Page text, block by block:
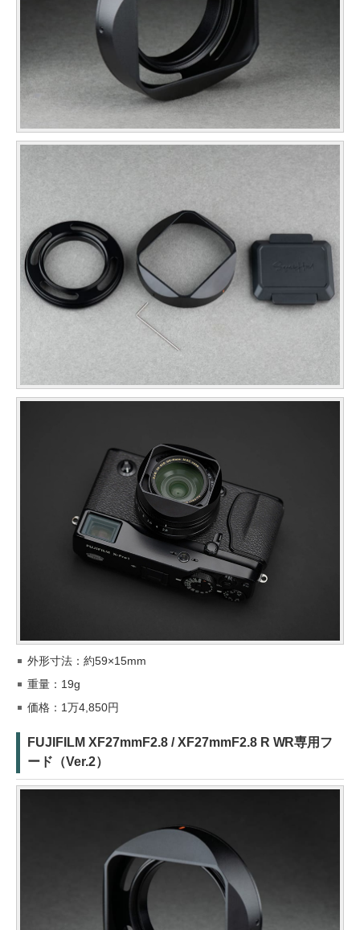
外形寸法：約59×15mm
重量：19g
価格：1万4,850円
FUJIFILM XF27mmF2.8 / XF27mmF2.8 R WR専用フ
ード（Ver.2）